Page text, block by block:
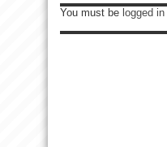
You must be logged in